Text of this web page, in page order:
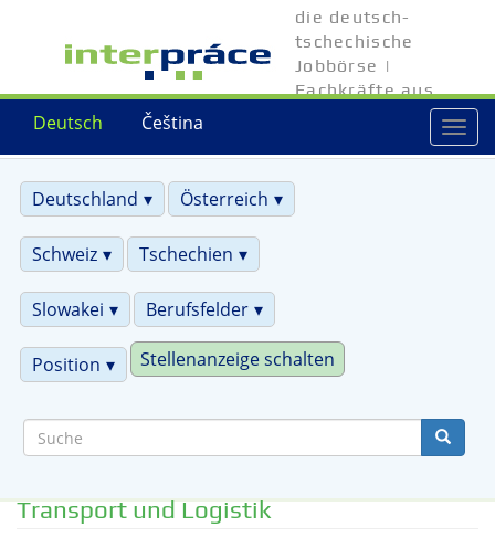
Čeština
Deutsch
die deutsch-
tschechische
Jobbörse |
Fachkräfte aus
Tschechien
Deutschland
Österreich
Schweiz Tschechien
Slowakei Berufsfelder
Position Stellenanzeige schalten
Transport und Logistik